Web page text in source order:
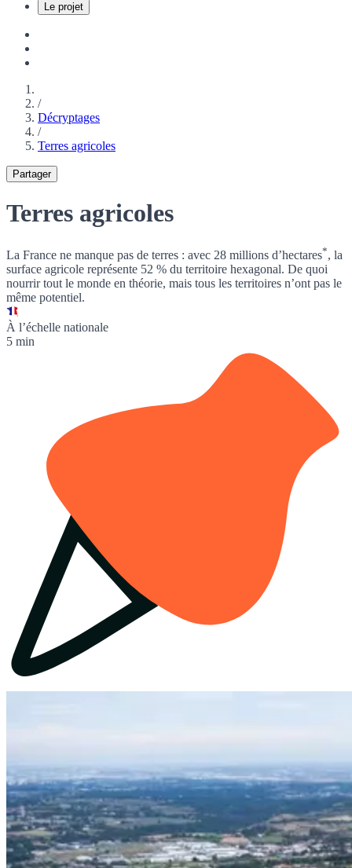
Le projet
/
Décryptages
/
Terres agricoles
Partager
Terres agricoles
La France ne manque pas de terres : avec 28 millions d’hectares*, la
surface agricole représente 52 % du territoire hexagonal. De quoi
nourrir tout le monde en théorie, mais tous les territoires n’ont pas le
même potentiel.
À l’échelle nationale
5 min